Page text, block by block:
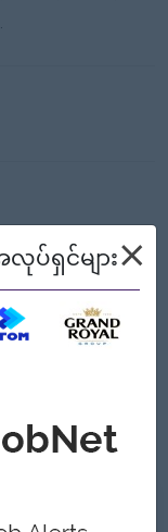
Management,
field, with
management.
လဲ
ပ်ရှင်များ×